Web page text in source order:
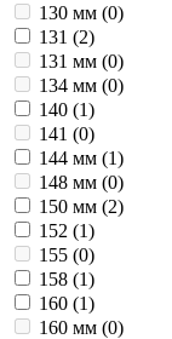
130 мм (0)
131 (2)
131 мм (0)
134 мм (0)
140 (1)
141 (0)
144 мм (1)
148 мм (0)
150 мм (2)
152 (1)
155 (0)
158 (1)
160 (1)
160 мм (0)